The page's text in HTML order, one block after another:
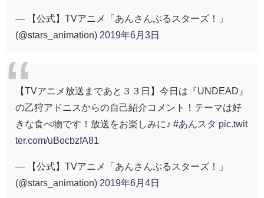
— 【公式】TVアニメ「あんさんぶるスターズ！」
(@stars_animation) 2019年6月3日
【TVアニメ放送まであと３３日】今日は『UNDEAD』
の乙狩アドニスからの自己紹介コメント！テーマは好
きな食べ物です！放送をお楽しみに♪ #あんスタ pic.twit
ter.com/uBocbzfA81
— 【公式】TVアニメ「あんさんぶるスターズ！」
(@stars_animation) 2019年6月4日